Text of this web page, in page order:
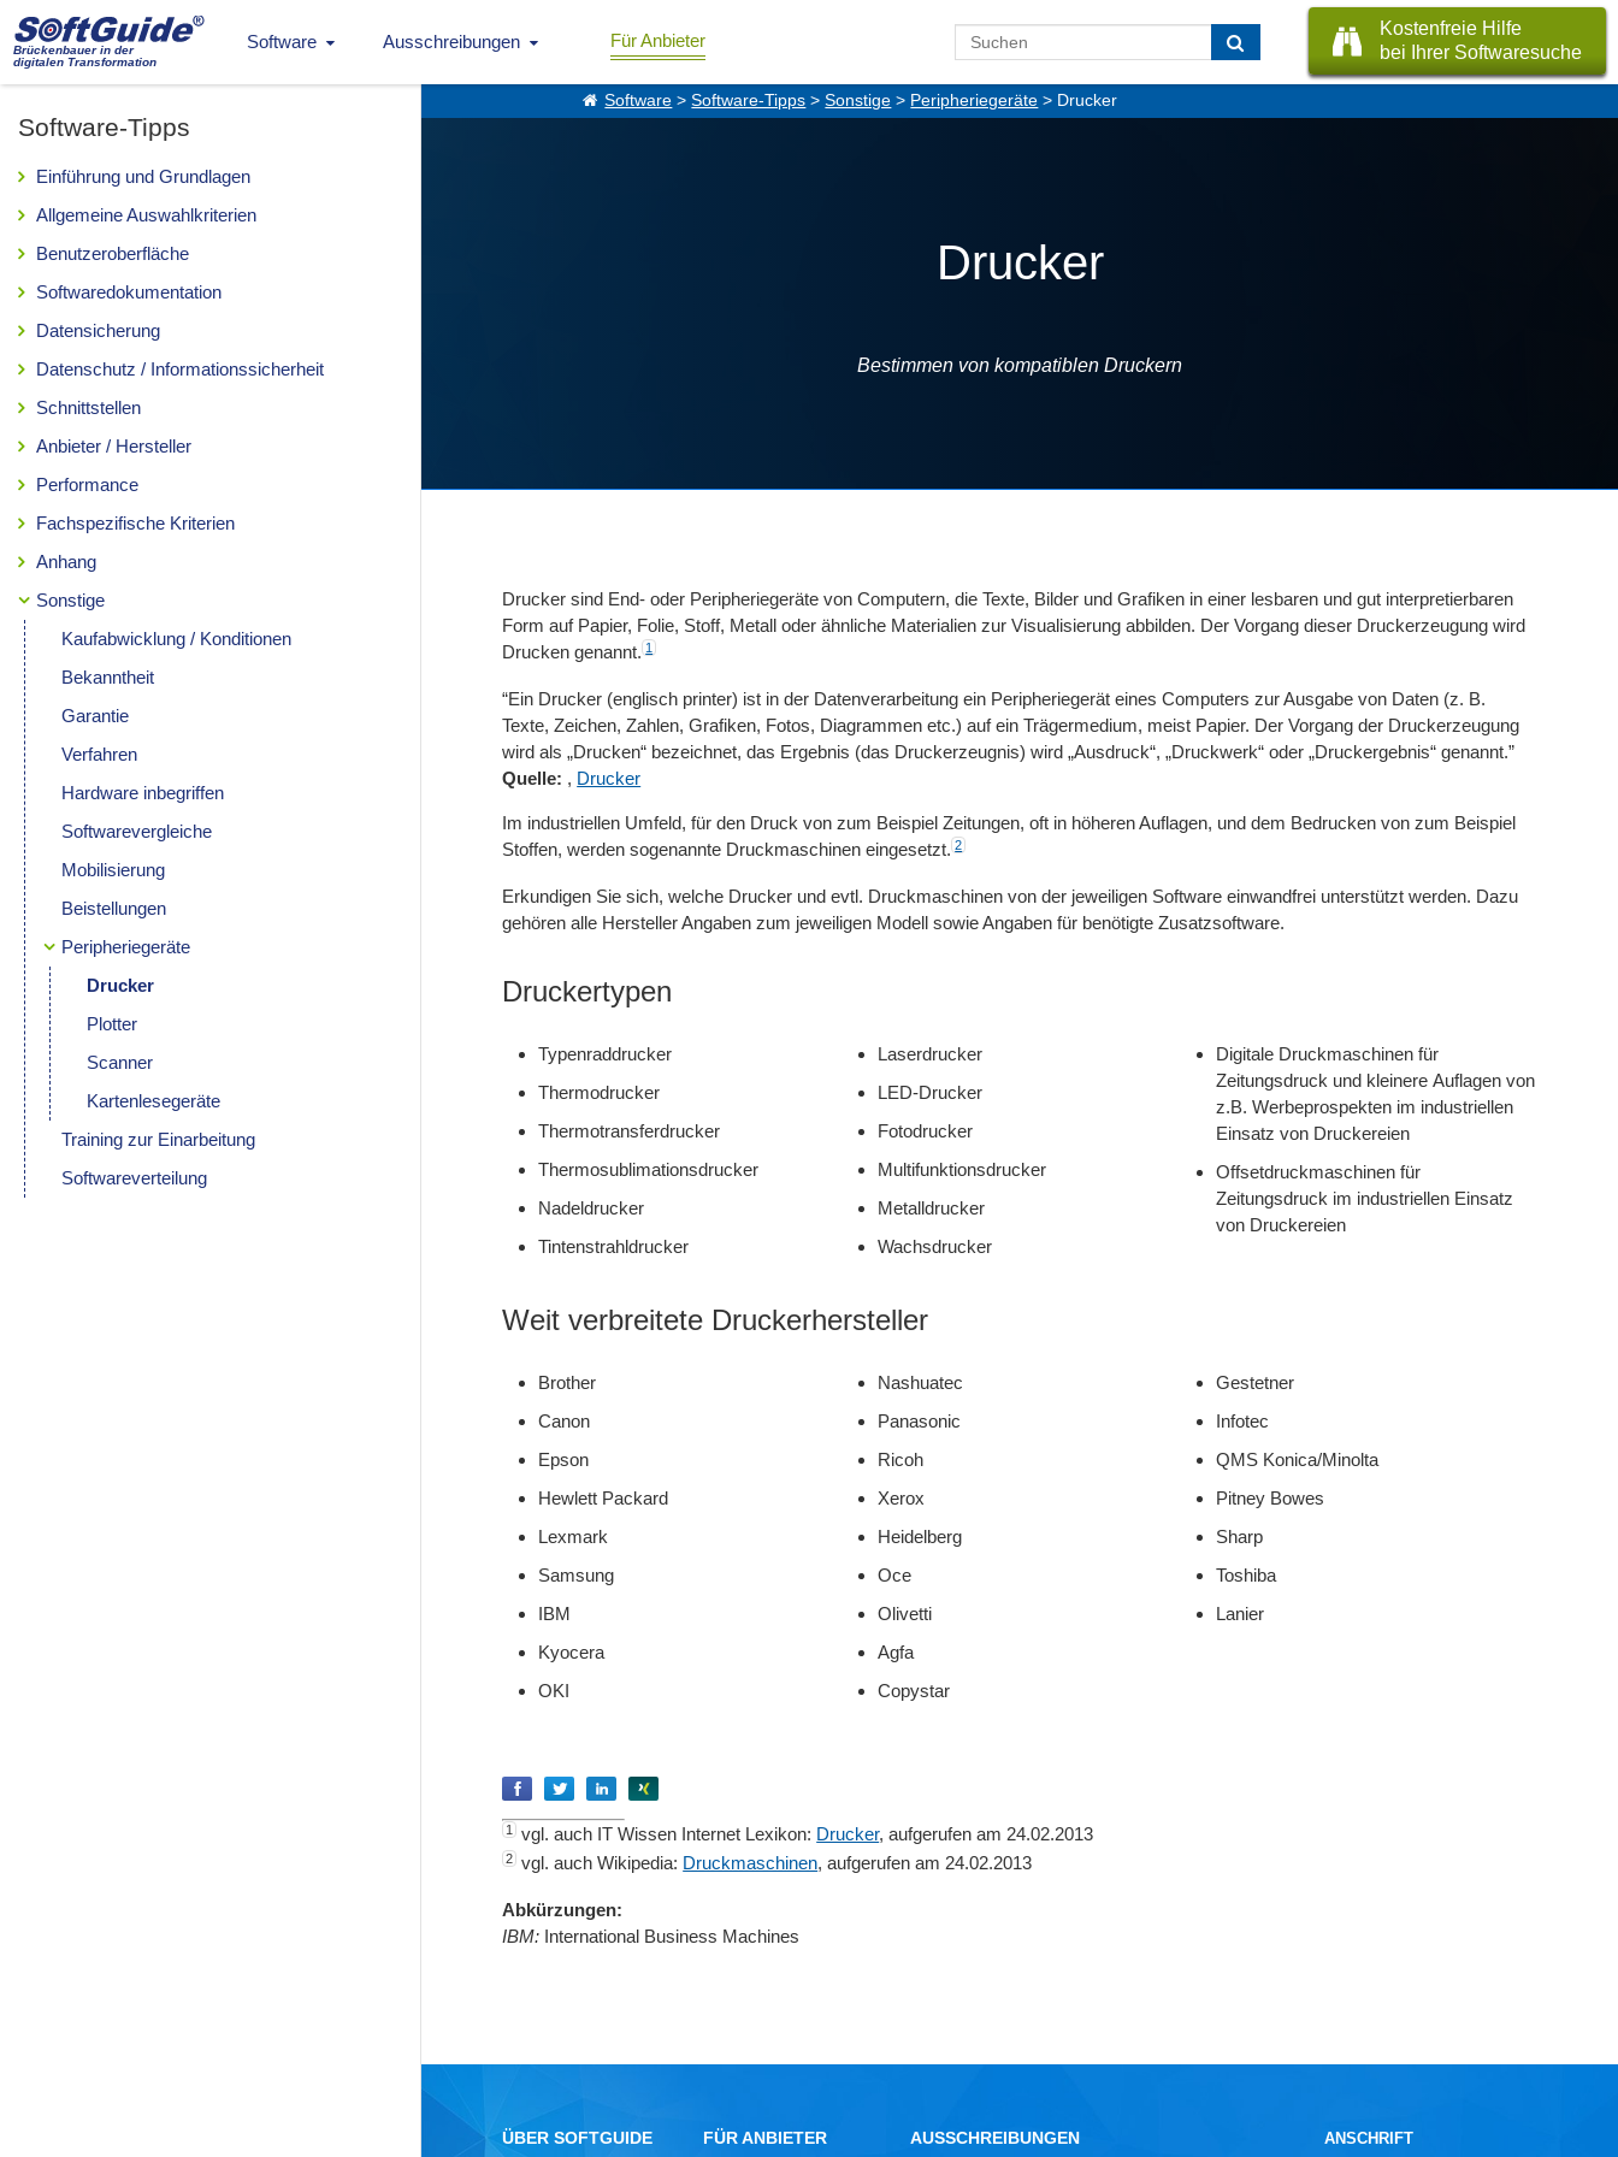
Brückenbauer in der
digitalen Transformation
Software Ausschreibungen Für Anbieter
Kostenfreie Hilfe
bei Ihrer Softwaresuche
Software-Tipps
Einführung und Grundlagen
Allgemeine Auswahlkriterien
Benutzeroberfläche
Softwaredokumentation
Datensicherung
Datenschutz / Informationssicherheit
Schnittstellen
Anbieter / Hersteller
Performance
Fachspezifische Kriterien
Anhang
Sonstige
Kaufabwicklung / Konditionen
Bekanntheit
Garantie
Verfahren
Hardware inbegriffen
Softwarevergleiche
Mobilisierung
Beistellungen
Peripheriegeräte
Drucker
Plotter
Scanner
Kartenlesegeräte
Training zur Einarbeitung
Softwareverteilung
Software >Software-Tipps >Sonstige > Peripheriegeräte > Drucker
Drucker
Bestimmen von kompatiblen Druckern
Drucker sind End- oder Peripheriegeräte von Computern, die Texte, Bilder und Grafiken in einer lesbaren und gut interpretierbaren
Form auf Papier, Folie, Stoff, Metall oder ähnliche Materialien zur Visualisierung abbilden. Der Vorgang dieser Druckerzeugung wird
Drucken genannt. 1
“Ein Drucker (englisch printer) ist in der Datenverarbeitung ein Peripheriegerät eines Computers zur Ausgabe von Daten (z. B.
Texte, Zeichen, Zahlen, Grafiken, Fotos, Diagrammen etc.) auf ein Trägermedium, meist Papier. Der Vorgang der Druckerzeugung
wird als „Drucken“ bezeichnet, das Ergebnis (das Druckerzeugnis) wird „Ausdruck“, „Druckwerk“ oder „Druckergebnis“ genannt.”
Quelle: , Drucker
Im industriellen Umfeld, für den Druck von zum Beispiel Zeitungen, oft in höheren Auflagen, und dem Bedrucken von zum Beispiel
Stoffen, werden sogenannte Druckmaschinen eingesetzt. 2
Erkundigen Sie sich, welche Drucker und evtl. Druckmaschinen von der jeweiligen Software einwandfrei unterstützt werden. Dazu
gehören alle Hersteller Angaben zum jeweiligen Modell sowie Angaben für benötigte Zusatzsoftware.
Druckertypen
Typenraddrucker
Thermodrucker
Thermotransferdrucker
Thermosublimationsdrucker
Nadeldrucker
Tintenstrahldrucker
Laserdrucker
LED-Drucker
Fotodrucker
Multifunktionsdrucker
Metalldrucker
Wachsdrucker
Digitale Druckmaschinen für
Zeitungsdruck und kleinere Auflagen von
z.B. Werbeprospekten im industriellen
Einsatz von Druckereien
Offsetdruckmaschinen für
Zeitungsdruck im industriellen Einsatz
von Druckereien
Weit verbreitete Druckerhersteller
Brother
Canon
Epson
Hewlett Packard
Lexmark
Samsung
IBM
Kyocera
OKI
Nashuatec
Panasonic
Ricoh
Xerox
Heidelberg
Oce
Olivetti
Agfa
Copystar
Gestetner
Infotec
QMS Konica/Minolta
Pitney Bowes
Sharp
Toshiba
Lanier
EmpfehlenEmpfehlenEmpfehlen
1 vgl. auch IT Wissen Internet Lexikon: Drucker, aufgerufen am 24.02.2013
2 vgl. auch Wikipedia: Druckmaschinen, aufgerufen am 24.02.2013
Abkürzungen:
IBM: International Business Machines
ÜBER SOFTGUIDE FÜR ANBIETER AUSSCHREIBUNGEN ANSCHRIFT